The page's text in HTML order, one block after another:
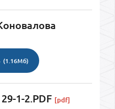
(1.16Мб)
1-2.PDF [pdf]